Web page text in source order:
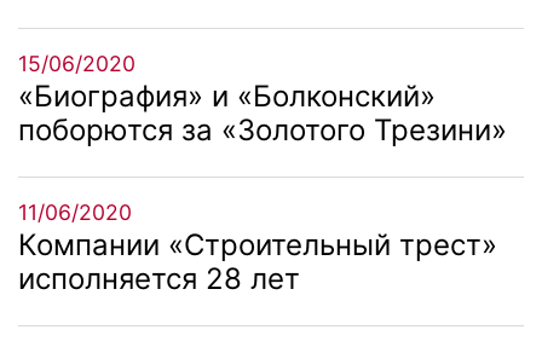
15/06/2020
«Биография» и «Болконский»
поборются за «Золотого Трезини»
11/06/2020
Компании «Строительный трест»
исполняется 28 лет